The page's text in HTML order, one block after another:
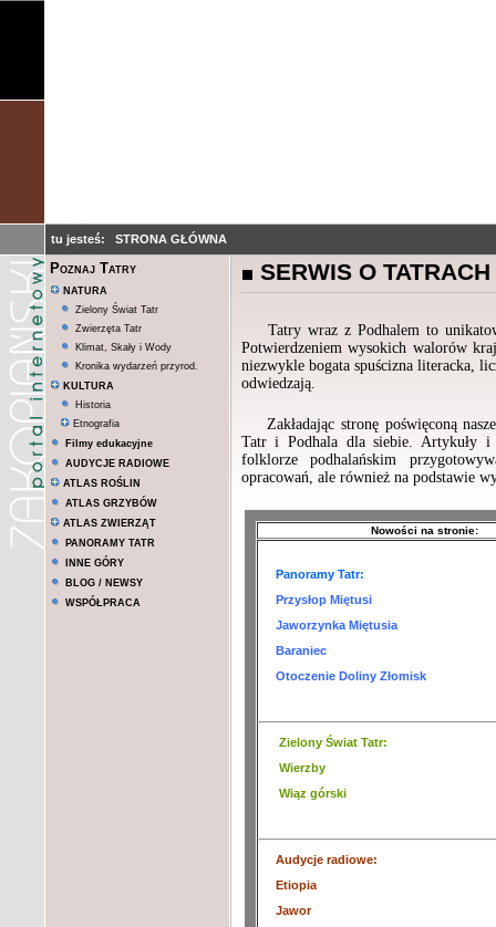
tu jesteś: STRONA GŁÓWNA
Poznaj Tatry
NATURA
Zielony Świat Tatr
Zwierzęta Tatr
Klimat, Skały i Wody
Kronika wydarzeń przyrod.
KULTURA
Historia
Etnografia
Filmy edukacyjne
AUDYCJE RADIOWE
ATLAS ROŚLIN
ATLAS GRZYBÓW
ATLAS ZWIERZĄT
PANORAMY TATR
INNE GÓRY
BLOG / NEWSY
WSPÓŁPRACA
SERWIS O
Tatry wraz z Podhalem to
Potwierdzeniem wysokich walorów
niezwykle bogata spuścizna literacka,
odwiedzają.
Zakładając stronę poświęconą
Tatr i Podhala dla siebie. Artykuły i
folklorze podhalańskim
opracowań, ale również na podstawie
Nowości na stronie:
Panoramy Tatr:
Przysłop Miętusi
Jaworzynka Miętusia
Baraniec
Otoczenie Doliny Złomisk
Zielony Świat Tatr:
Wierzby
Wiąz górski
Audycje radiowe:
Etiopia
Jawor